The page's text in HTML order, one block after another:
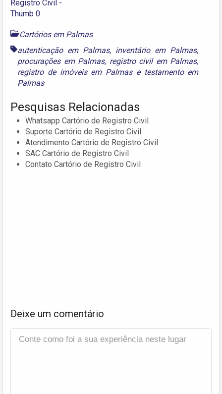
Cartórios em Palmas
autenticação em Palmas, inventário em Palmas,
procurações em Palmas, registro civil em Palmas,
registro de imóveis em Palmase testamento em
Palmas
Pesquisas Relacionadas
Whatsapp Cartório de Registro Civil
Suporte Cartório de Registro Civil
Atendimento Cartório de Registro Civil
SAC Cartório de Registro Civil
Contato Cartório de Registro Civil
Deixe um comentário